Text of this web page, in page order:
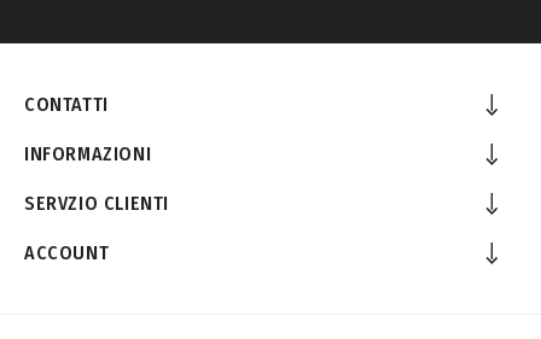
CONTATTI
INFORMAZIONI
SERVZIO CLIENTI
ACCOUNT